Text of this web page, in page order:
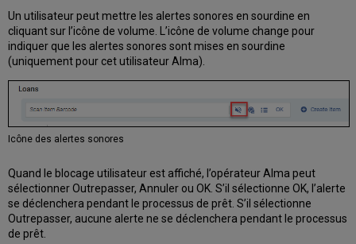
les
retours
d'un
lecteur
de
retour
des
retours
Filtrer
Un utilisateur peut mettre les alertes sonores en sourdine en
cliquant sur l’icône de volume. L’icône de volume change pour
indiquer que les alertes sonores sont mises en sourdine
(uniquement pour cet utilisateur Alma).
Icône des alertes sonores
Quand le blocage utilisateur est affiché, l’opérateur Alma peut
sélectionner Outrepasser, Annuler ou OK. S’il sélectionne OK, l’alerte
se déclenchera pendant le processus de prêt. S’il sélectionne
Outrepasser, aucune alerte ne se déclenchera pendant le processus
de prêt.